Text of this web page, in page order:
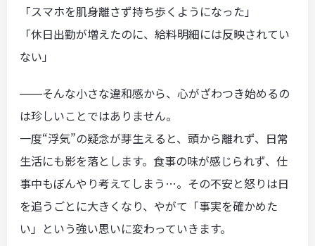
「スマホを肌身離さず持ち歩くようになった」
「休日出勤が増えたのに、給料明細には反映されてい
ない」
――そんな小さな違和感から、心がざわつき始めるの
は珍しいことではありません。
一度“浮気”の疑念が芽生えると、頭から離れず、日常
生活にも影を落とします。食事の味が感じられず、仕
事中もぼんやり考えてしまう…。その不安と怒りは日
を追うごとに大きくなり、やがて「事実を確かめた
い」という強い思いに変わっていきます。